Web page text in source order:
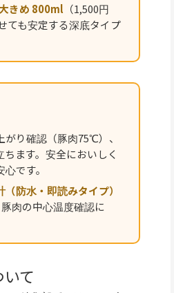
きめ 800ml （1,500円
ても安定する深底タイプ
り確認（豚肉75℃）、
ます。安全においしく
です。
防水・即読みタイプ）
肉の中心温度確認に
て